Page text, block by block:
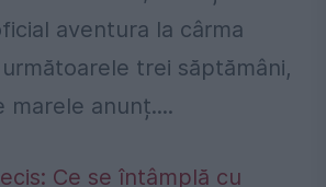
aventura la cârma
următoarele trei săptămâni,
marele anunț....